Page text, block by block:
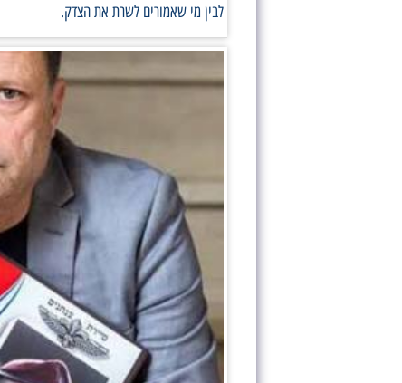
לבין מי שאמורים לשרת את הצדק.